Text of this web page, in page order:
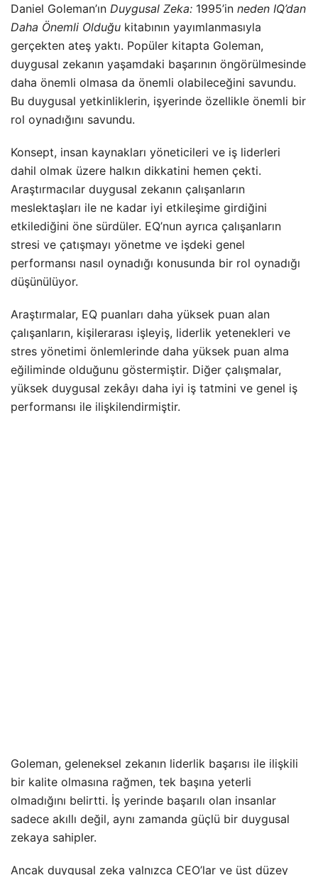
Daniel Goleman’ın Duygusal Zeka: 1995’in neden IQ’dan
Daha Önemli Olduğu kitabının yayımlanmasıyla
gerçekten ateş yaktı. Popüler kitapta Goleman,
duygusal zekanın yaşamdaki başarının öngörülmesinde
daha önemli olmasa da önemli olabileceğini savundu.
Bu duygusal yetkinliklerin, işyerinde özellikle önemli bir
rol oynadığını savundu.
Konsept, insan kaynakları yöneticileri ve iş liderleri
dahil olmak üzere halkın dikkatini hemen çekti.
Araştırmacılar duygusal zekanın çalışanların
meslektaşları ile ne kadar iyi etkileşime girdiğini
etkilediğini öne sürdüler. EQ’nun ayrıca çalışanların
stresi ve çatışmayı yönetme ve işdeki genel
performansı nasıl oynadığı konusunda bir rol oynadığı
düşünülüyor.
Araştırmalar, EQ puanları daha yüksek puan alan
çalışanların, kişilerarası işleyiş, liderlik yetenekleri ve
stres yönetimi önlemlerinde daha yüksek puan alma
eğiliminde olduğunu göstermiştir. Diğer çalışmalar,
yüksek duygusal zekâyı daha iyi iş tatmini ve genel iş
performansı ile ilişkilendirmiştir.
Goleman, geleneksel zekanın liderlik başarısı ile ilişkili
bir kalite olmasına rağmen, tek başına yeterli
olmadığını belirtti. İş yerinde başarılı olan insanlar
sadece akıllı değil, aynı zamanda güçlü bir duygusal
zekaya sahipler.
Ancak duygusal zeka yalnızca CEO’lar ve üst düzey